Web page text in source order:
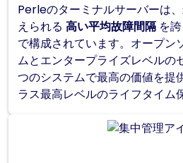
Perleのターミナルサーバーは
えられる 高い平均故障間隔 を
で構成されています。オープン
ムとエンタープライズレベルの
つのシステムで最高の価値を提
ラス最高レベルのライフタイム